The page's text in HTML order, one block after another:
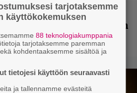
kuvina, osa 2:
Eluveitie, Triptykon
esiintyjiä
tarjotaksemme
käyttökokemuksen
88 teknologiakumppania
tarjotaksemme paremman
kohdentaaksemme sisältöä ja
tietojesi käyttöön seuraavasti
ja tallennamme evästeitä